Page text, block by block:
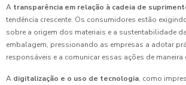
A transparência em relação à cadeia de
tendência crescente. Os consumidores estão
sobre a origem dos materiais e a sustentabilidade
embalagem, pressionando as empresas a adotar
responsáveis e a comunicar essas ações de maneira
A digitalização e o uso de tecnologia, como